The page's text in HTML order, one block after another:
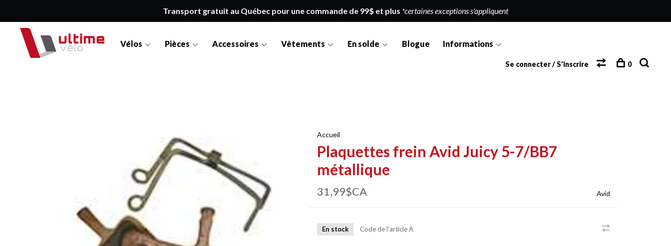
Transport gratuit au Québec pour une commande de 99$ et plus *certaines exceptions s'appliquent
Vélos Pièces Accessoires Vêtements En solde Blogue Informations
Se connecter / S'inscrire 0
Accueil
Plaquettes frein Avid Juicy 5-7/BB7
métallique
31,99$CA Avid
En stock Code de l'articleA